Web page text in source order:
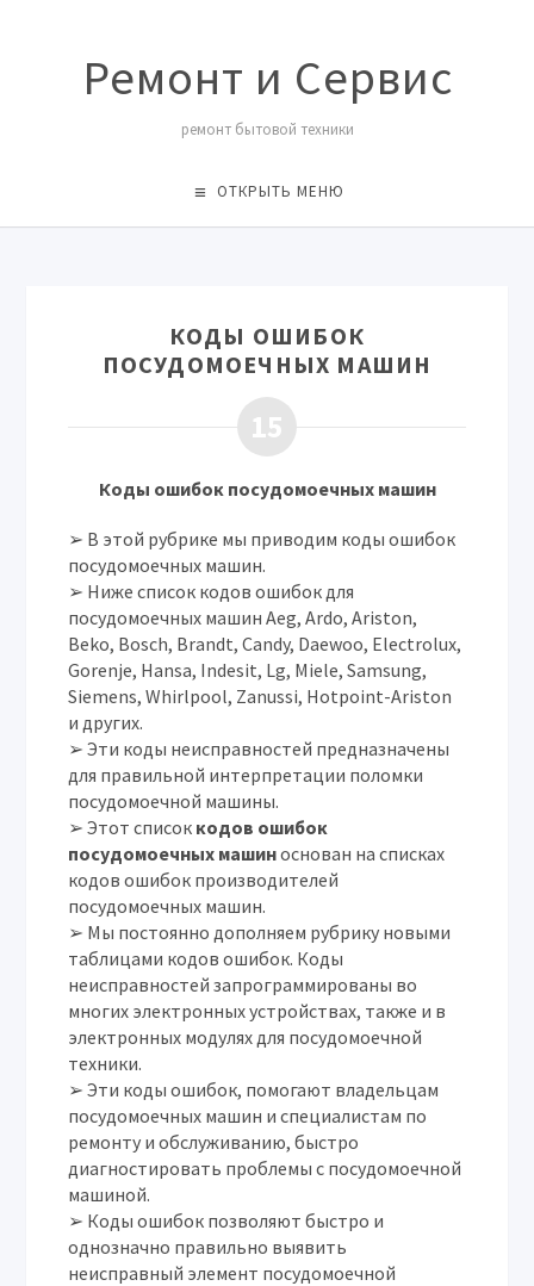
Ремонт и Сервис
ремонт бытовой техники
ОТКРЫТЬ МЕНЮ
КОДЫ ОШИБОК
ПОСУДОМОЕЧНЫХ МАШИН
15
Коды ошибок посудомоечных машин
➢ В этой рубрике мы приводим коды ошибок
посудомоечных машин.
➢ Ниже список кодов ошибок для
посудомоечных машин Aeg, Ardo, Ariston,
Beko, Bosch, Brandt, Candy, Daewoo, Electrolux,
Gorenje, Hansa, Indesit, Lg, Miele, Samsung,
Siemens, Whirlpool, Zanussi, Hotpoint-Ariston
и других.
➢ Эти коды неисправностей предназначены
для правильной интерпретации поломки
посудомоечной машины.
➢ Этот список кодов ошибок
посудомоечных машиноснован на списках
кодов ошибок производителей
посудомоечных машин.
➢ Мы постоянно дополняем рубрику новыми
таблицами кодов ошибок. Коды
неисправностей запрограммированы во
многих электронных устройствах, также и в
электронных модулях для посудомоечной
техники.
➢ Эти коды ошибок, помогают владельцам
посудомоечных машин и специалистам по
ремонту и обслуживанию, быстро
диагностировать проблемы с посудомоечной
машиной.
➢ Коды ошибок позволяют быстро и
однозначно правильно выявить
неисправный элемент посудомоечной